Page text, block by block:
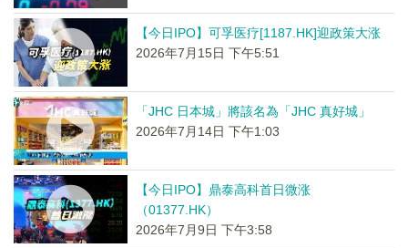
【今日IPO】可孚医疗[1187.HK]迎政策大涨
2026年7月15日 下午5:51
「JHC 日本城」將該名為「JHC 真好城」
2026年7月14日 下午1:03
【今日IPO】鼎泰高科首日微涨
（01377.HK）
2026年7月9日 下午3:58